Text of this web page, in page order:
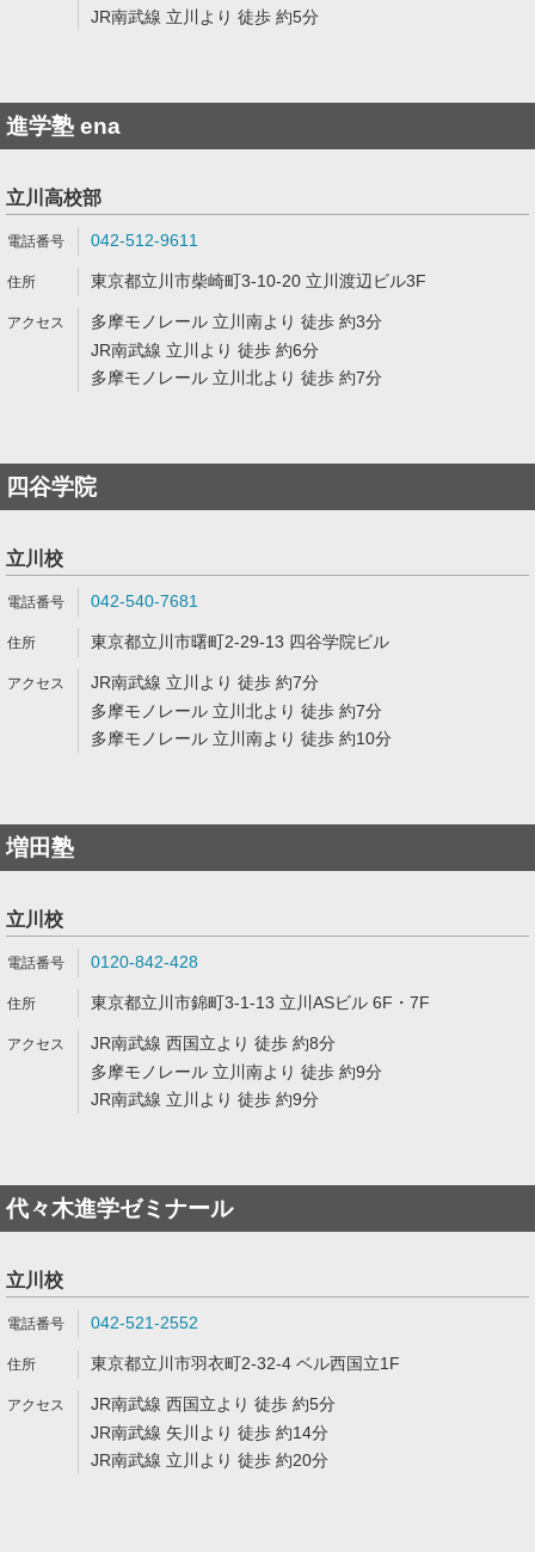
JR南武線 立川より 徒歩 約5分
進学塾 ena
立川高校部
042-512-9611
東京都立川市柴崎町3-10-20 立川渡辺ビル3F
多摩モノレール 立川南より 徒歩 約3分
JR南武線 立川より 徒歩 約6分
多摩モノレール 立川北より 徒歩 約7分
四谷学院
立川校
042-540-7681
東京都立川市曙町2-29-13 四谷学院ビル
JR南武線 立川より 徒歩 約7分
多摩モノレール 立川北より 徒歩 約7分
多摩モノレール 立川南より 徒歩 約10分
増田塾
立川校
0120-842-428
東京都立川市錦町3-1-13 立川ASビル 6F・7F
JR南武線 西国立より 徒歩 約8分
多摩モノレール 立川南より 徒歩 約9分
JR南武線 立川より 徒歩 約9分
代々木進学ゼミナール
立川校
042-521-2552
東京都立川市羽衣町2-32-4 ベル西国立1F
JR南武線 西国立より 徒歩 約5分
JR南武線 矢川より 徒歩 約14分
JR南武線 立川より 徒歩 約20分